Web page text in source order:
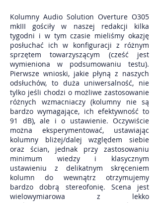
Kolumny Audio Solution Overture O305
mkIII gościły w naszej redakcji kilka
tygodni i w tym czasie mieliśmy okazję
posłuchać ich w konfiguracji z różnym
sprzętem towarzyszącym (cześć jest
wymieniona w podsumowaniu testu).
Pierwsze wnioski, jakie płyną z naszych
odsłuchów, to duża uniwersalność, nie
tylko jeśli chodzi o możliwe zastosowanie
różnych wzmacniaczy (kolumny nie są
bardzo wymagające, ich efektywność to
91 dB), ale i o ustawienie. Oczywiście
można eksperymentować, ustawiając
kolumny bliżej/dalej względem siebie
oraz ścian, jednak przy zastosowaniu
minimum wiedzy i klasycznym
ustawieniu z delikatnym skręceniem
kolumn do wewnątrz otrzymujemy
bardzo dobrą stereofonię. Scena jest
wielowymiarowa z lekko